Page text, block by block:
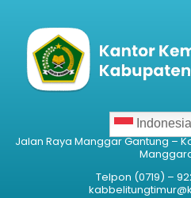
Jalan Raya Manggar Gantung –
Telpon (0719) –